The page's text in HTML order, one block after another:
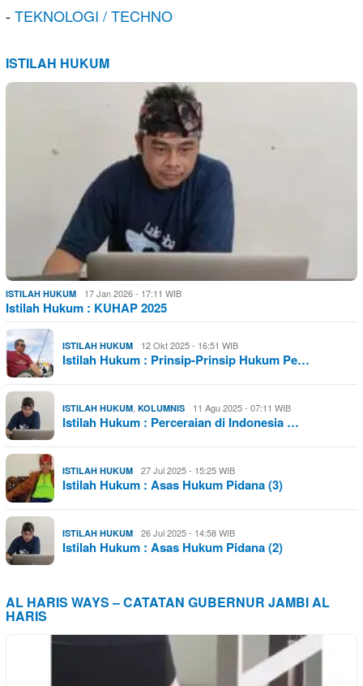
-TEKNOLOGI / TECHNO
ISTILAH HUKUM
ISTILAH HUKUM 17 Jan 2026 - 17:11 WIB
Istilah Hukum : KUHAP 2025
ISTILAH HUKUM 12 Okt 2025 - 16:51 WIB
Istilah Hukum : Prinsip-Prinsip Hukum Pe…
ISTILAH HUKUM, KOLUMNIS 11 Agu 2025 - 07:11 WIB
Istilah Hukum : Perceraian di Indonesia …
ISTILAH HUKUM 27 Jul 2025 - 15:25 WIB
Istilah Hukum : Asas Hukum Pidana (3)
ISTILAH HUKUM 26 Jul 2025 - 14:58 WIB
Istilah Hukum : Asas Hukum Pidana (2)
AL HARIS WAYS – CATATAN GUBERNUR JAMBI AL
HARIS